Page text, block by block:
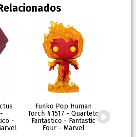
-
Funko Pop Human
Torch #1517 - Quarteto
Fantástico - Fantastic
Four - Marvel